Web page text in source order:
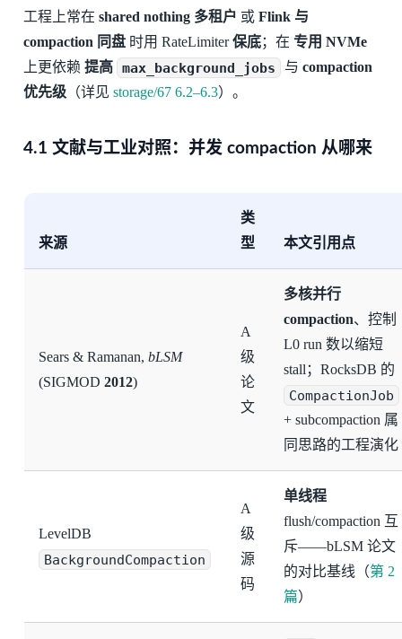
工程上常在 shared nothing 多租户 或 Flink 与
compaction 同盘时用 RateLimiter保底；在 专用 NVMe
上更依赖 提高 max_background_jobs 与compaction
优先级（详见 storage/67 6.2–6.3）。
4.1 文献与工业对照：并发 compaction 从哪来
来源
类
型
本文引用点
Sears & Ramanan, bLSM
(SIGMOD 2012)
A
级
论
文
多核并行
compaction、控制
L0 run 数以缩短
stall；RocksDB 的
CompactionJob
+ subcompaction 属
同思路的工程演化
LevelDB
BackgroundCompaction
A
级
源
码
单线程
flush/compaction 互
斥——bLSM 论文
的对比基线（第 2
篇）